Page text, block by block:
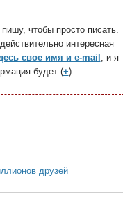
чтобы просто писать.
интересная
свое имя и e-mail , и я
будет (+).
друзей